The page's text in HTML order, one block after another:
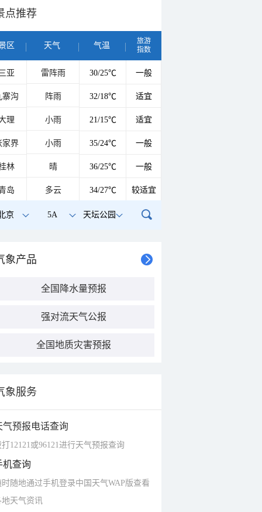
点推荐
区 天气 气温
旅游
指数
亚 雷阵雨 30/25℃ 一般
寨沟 阵雨 32/18℃ 适宜
理 小雨 21/15℃ 适宜
家界 小雨 35/24℃ 一般
林 晴 36/25℃ 一般
岛 多云 34/27℃ 较适宜
京 5A 天坛公园
象产品
全国降水量预报
强对流天气公报
全国地质灾害预报
象服务
气预报电话查询
打12121或96121进行天气预报查询
机查询
时随地通过手机登录中国天气WAP版查看
地天气资讯